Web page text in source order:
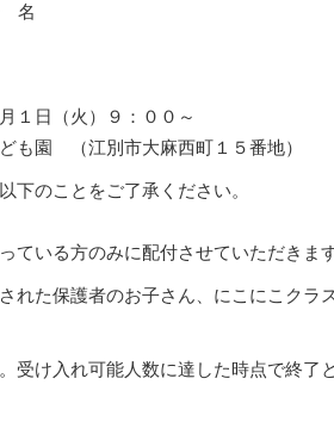
名
日（火）９：００～
園 （江別市大麻西町１５番地）
下のことをご了承ください。
いる方のみに配付させていただきます
れた保護者のお子さん、にこにこクラ
け入れ可能人数に達した時点で終了